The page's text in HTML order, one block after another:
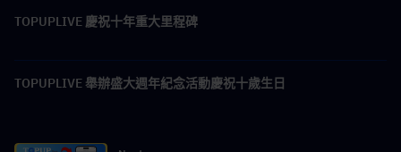
TOPUPLIVE 慶祝十年重大里程碑
TOPUPLIVE 舉辦盛大週年紀念活動慶祝十歲生日